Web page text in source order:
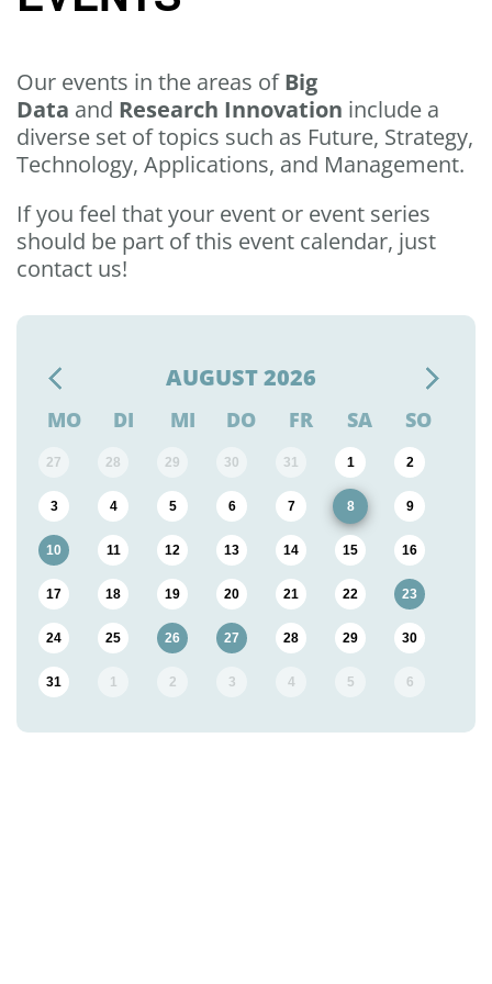
AUGUST 2026
MO DI MI DO FR SA SO
27 28 29 30 31 1 2
3 4 5 6 7 8 9
10 11 12 13 14 15 16
17 18 19 20 21 22 23
24 25 26 27 28 29 30
31 1 2 3 4 5 6
Our events in the areas of Big
Data and Research Innovation include a
diverse set of topics such as Future, Strategy,
Technology, Applications, and Management.
If you feel that your event or event series
should be part of this event calendar, just
contact us!